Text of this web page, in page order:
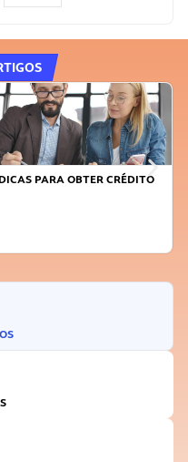
FAÇA A DIFERENÇA: SEJA